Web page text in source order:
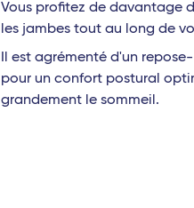
Vous profitez de davantage
les jambes tout au long de
Il est agrémenté d'un
pour un confort postural
grandement le sommeil.